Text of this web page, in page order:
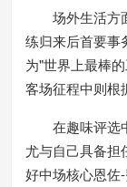
场外生活方面
练归来后首要事
为"世界上最棒
客场征程中则根
在趣味评选中
尤与自己具备担
好中场核心恩佐